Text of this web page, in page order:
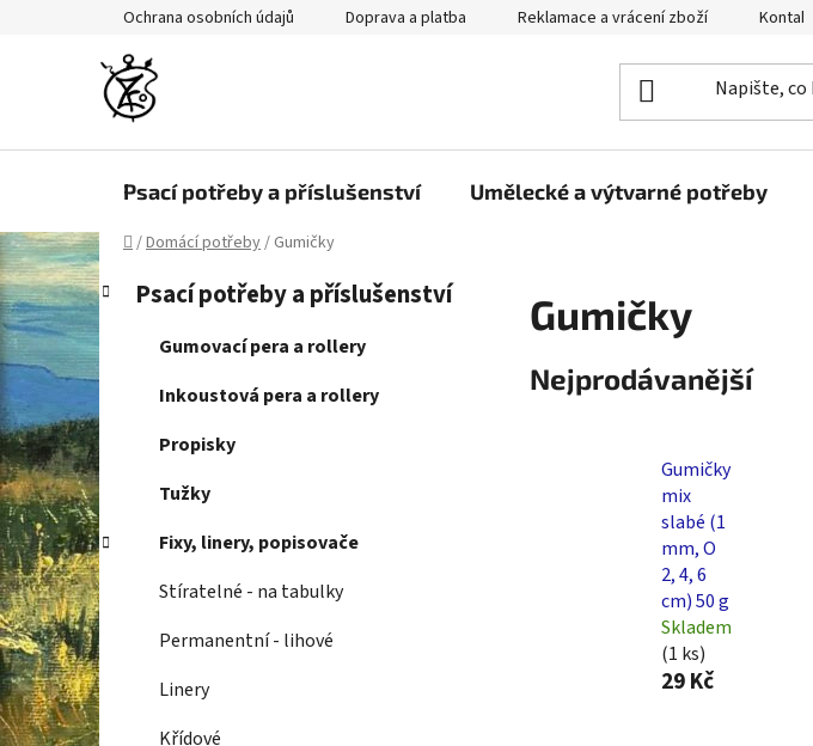
Ochrana osobních údajů Doprava a platba Reklamace a vrácení zboží Kontakty
Psací potřeby a příslušenství Umělecké a výtvarné potřeby
Domů
/Domácí potřeby/ Gumičky
P
o
s
t
r
a
n
n
í
p
a
n
e
l
Přeskočit
kategorie
K
a
t
e
g
o
r
i
e
Psací potřeby a příslušenství
Gumovací pera a rollery
Inkoustová pera a rollery
Propisky
Tužky
Fixy, linery, popisovače
Stíratelné - na tabulky
Permanentní - lihové
Linery
Křídové
Gumičky
Nejprodávanější
Gumičky
mix
slabé (1
mm, O
2, 4, 6
cm) 50 g
Skladem
(1 ks)
29 Kč